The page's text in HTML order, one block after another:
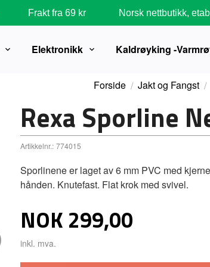
Frakt fra 69 kr Norsk nettbutikk,
Elektronikk Kaldrøyking -
Forside Jakt og Fangst
Next
Rexa Sporline
Artikkelnr.: 774015
Sporlinene er laget av 6 mm PVC med
hånden. Knutefast. Flat krok med svivel.
Pris
NOK 299,00
inkl. mva.